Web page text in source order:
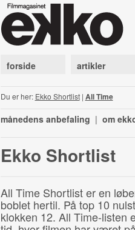
forside artikler
Du er her: Ekko Shortlist| All Time
månedens anbefaling | om
Ekko Shortlist
All Time Shortlist er en
boblet hertil. På top 10
klokken 12. All Time-listen